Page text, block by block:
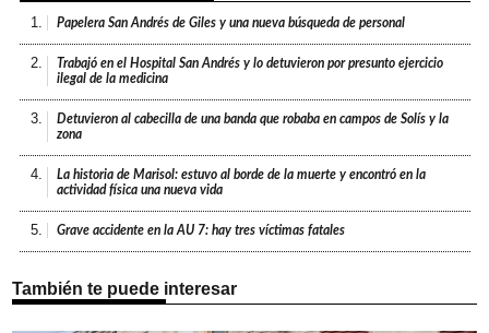
1. Papelera San Andrés de Giles y una nueva búsqueda de personal
2.
Trabajó en el Hospital San Andrés y lo detuvieron por presunto ejercicio
ilegal de la medicina
3.
Detuvieron al cabecilla de una banda que robaba en campos de Solís y la
zona
4.
La historia de Marisol: estuvo al borde de la muerte y encontró en la
actividad física una nueva vida
5. Grave accidente en la AU 7: hay tres víctimas fatales
También te puede interesar